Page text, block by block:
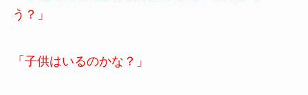
う？」
「子供はいるのかな？」